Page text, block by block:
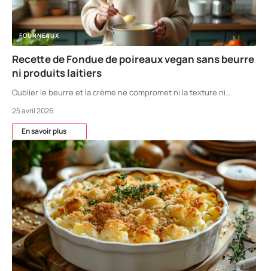
FOURNEAUX
Recette de Fondue de poireaux vegan sans beurre
ni produits laitiers
Oublier le beurre et la crème ne compromet ni la texture ni…
25 avril 2026
En savoir plus